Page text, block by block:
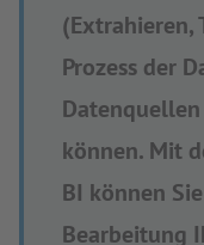
(Extrahieren,
Prozess der
können. Mit
BI können
Bearbeitung